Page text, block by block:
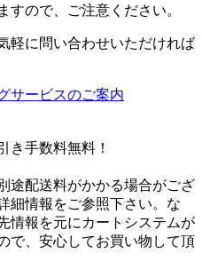
すので、ご注意ください。
軽に問い合わせいただければ
き手数料無料 ！
途配送料がかかる場合がござ
細情報をご参照下さい。な
情報を元にカートシステムが
で、安心してお買い物して頂